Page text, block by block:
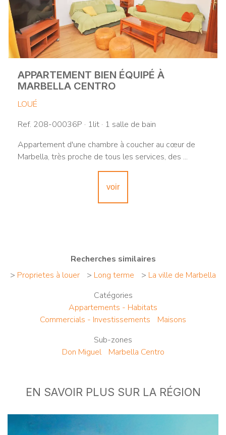
APPARTEMENT BIEN ÉQUIPÉ À
MARBELLA CENTRO
LOUÉ
Ref. 208-00036P · 1lit · 1 salle de bain
Appartement d'une chambre à coucher au cœur de
Marbella, très proche de tous les services, des ...
voir
Recherches similaires
> Proprietes à louer > Long terme > La ville de Marbella
Catégories
Appartements - Habitats
Commercials - Investissements
Maisons
Sub-zones
Don Miguel
Marbella Centro
EN SAVOIR PLUS SUR LA RÉGION